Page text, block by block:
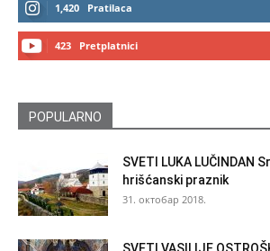
1,420 Pratilaca
423 Pretplatnici
POPULARNO
SVETI LUKA LUČINDAN
hrišćanski praznik
31. октобар 2018.